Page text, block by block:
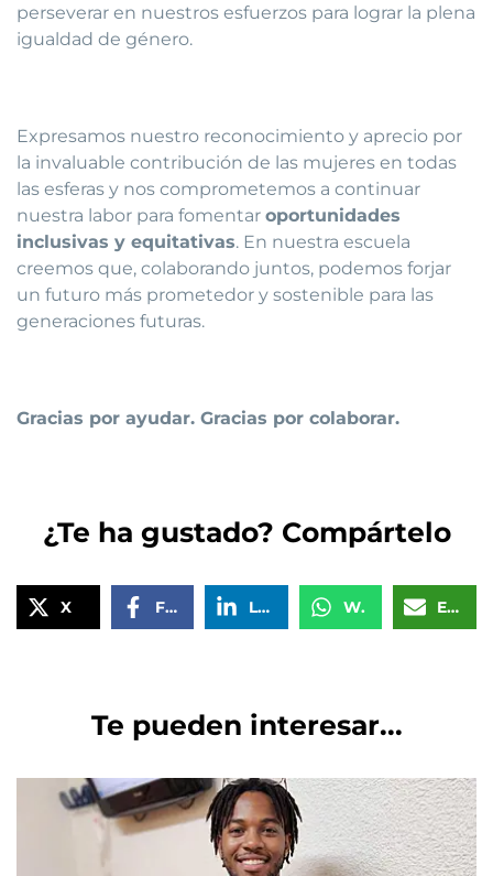
perseverar en nuestros esfuerzos para lograr la plena
igualdad de género.
Expresamos nuestro reconocimiento y aprecio por
la invaluable contribución de las mujeres en todas
las esferas y nos comprometemos a continuar
nuestra labor para fomentar oportunidades
inclusivas y equitativas. En nuestra escuela
creemos que, colaborando juntos, podemos forjar
un futuro más prometedor y sostenible para las
generaciones futuras.
Gracias por ayudar. Gracias por colaborar.
¿Te ha gustado? Compártelo
X Facebook LinkedIn WhatsApp Email
Te pueden interesar...